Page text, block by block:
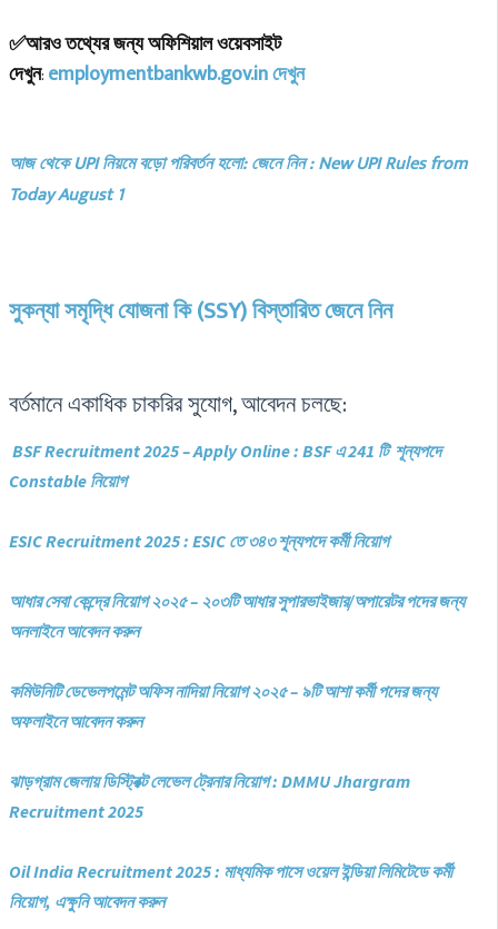
✅আরও তথ্যের জন্য অফিশিয়াল ওয়েবসাইট
দেখুন: employmentbankwb.gov.in দেখুন
আজ থেকে UPI নিয়মে বড়ো পরিবর্তন হলো: জেনে নিন : New UPI Rules from
Today August 1
সুকন্যা সমৃদ্ধি যোজনা কি (SSY) বিস্তারিত জেনে নিন
বর্তমানে একাধিক চাকরির সুযোগ, আবেদন চলছে:
BSF Recruitment 2025 – Apply Online : BSF এ 241 টি শূন্যপদে
Constable নিয়োগ
ESIC Recruitment 2025 : ESIC তে ৩৪৩ শূন্যপদে কর্মী নিয়োগ
আধার সেবা কেন্দ্রে নিয়োগ ২০২৫ – ২০৩টি আধার সুপারভাইজার/অপারেটর পদের জন্য
অনলাইনে আবেদন করুন
কমিউনিটি ডেভেলপমেন্ট অফিস নাদিয়া নিয়োগ ২০২৫ – ৯টি আশা কর্মী পদের জন্য
অফলাইনে আবেদন করুন
ঝাড়গ্রাম জেলায় ডিস্ট্রিক্ট লেভেল ট্রেনার নিয়োগ : DMMU Jhargram
Recruitment 2025
Oil India Recruitment 2025 : মাধ্যমিক পাসে ওয়েল ইন্ডিয়া লিমিটেডে কর্মী
নিয়োগ, এক্ষুনি আবেদন করুন